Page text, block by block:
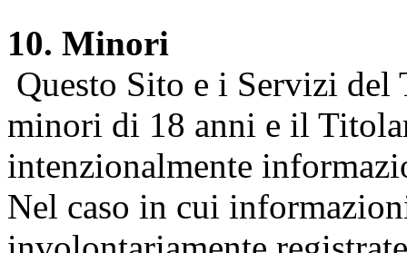
10. Minori
Questo Sito e i Servizi del
minori di 18 anni e il
intenzionalmente
Nel caso in cui